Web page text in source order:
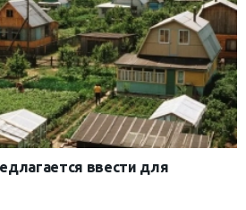
ввести для